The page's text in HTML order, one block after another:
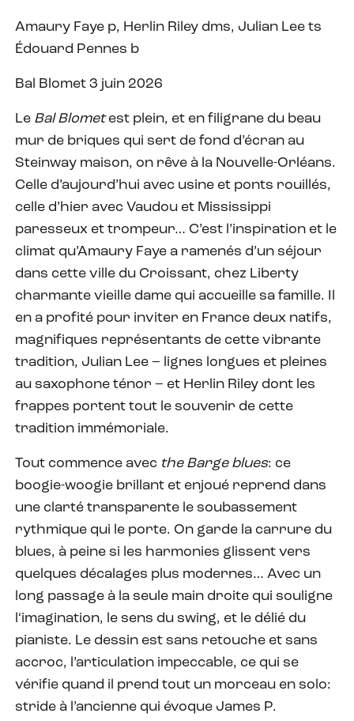
Amaury Faye p, Herlin Riley dms, Julian Lee ts
Édouard Pennes b
Bal Blomet 3 juin 2026
Le Bal Blometest plein, et en filigrane du beau
mur de briques qui sert de fond d’écran au
Steinway maison, on rêve à la Nouvelle-Orléans.
Celle d’aujourd’hui avec usine et ponts rouillés,
celle d’hier avec Vaudou et Mississippi
paresseux et trompeur… C’est l’inspiration et le
climat qu’Amaury Faye a ramenés d’un séjour
dans cette ville du Croissant, chez Liberty
charmante vieille dame qui accueille sa famille. Il
en a profité pour inviter en France deux natifs,
magnifiques représentants de cette vibrante
tradition, Julian Lee – lignes longues et pleines
au saxophone ténor – et Herlin Riley dont les
frappes portent tout le souvenir de cette
tradition immémoriale.
Tout commence avec the Barge blues: ce
boogie-woogie brillant et enjoué reprend dans
une clarté transparente le soubassement
rythmique qui le porte. On garde la carrure du
blues, à peine si les harmonies glissent vers
quelques décalages plus modernes… Avec un
long passage à la seule main droite qui souligne
l‘imagination, le sens du swing, et le délié du
pianiste. Le dessin est sans retouche et sans
accroc, l’articulation impeccable, ce qui se
vérifie quand il prend tout un morceau en solo:
stride à l’ancienne qui évoque James P.